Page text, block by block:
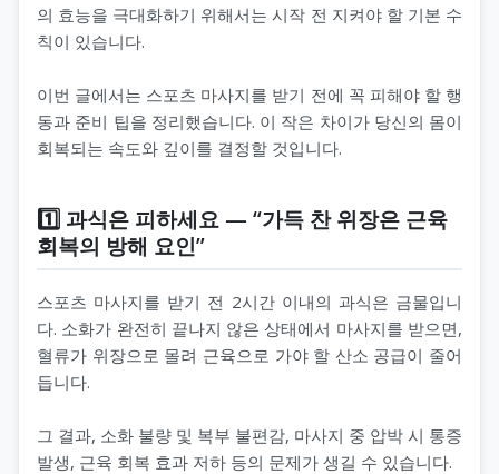
의 효능을 극대화하기 위해서는 시작 전 지켜야 할 기본 수
칙이 있습니다.
이번 글에서는 스포츠 마사지를 받기 전에 꼭 피해야 할 행
동과 준비 팁을 정리했습니다. 이 작은 차이가 당신의 몸이
회복되는 속도와 깊이를 결정할 것입니다.
1️⃣ 과식은 피하세요 — “가득 찬 위장은 근육
회복의 방해 요인”
스포츠 마사지를 받기 전 2시간 이내의 과식은 금물입니
다. 소화가 완전히 끝나지 않은 상태에서 마사지를 받으면,
혈류가 위장으로 몰려 근육으로 가야 할 산소 공급이 줄어
듭니다.
그 결과, 소화 불량 및 복부 불편감, 마사지 중 압박 시 통증
발생, 근육 회복 효과 저하 등의 문제가 생길 수 있습니다.